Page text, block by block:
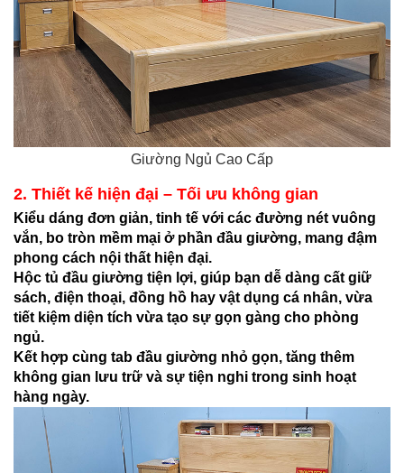
Giường Ngủ Cao Cấp
2. Thiết kế hiện đại – Tối ưu không gian
Kiểu dáng đơn giản, tinh tế với các đường nét vuông
vắn, bo tròn mềm mại ở phần đầu giường, mang đậm
phong cách nội thất hiện đại.
Hộc tủ đầu giường tiện lợi, giúp bạn dễ dàng cất giữ
sách, điện thoại, đồng hồ hay vật dụng cá nhân, vừa
tiết kiệm diện tích vừa tạo sự gọn gàng cho phòng
ngủ.
Kết hợp cùng tab đầu giường nhỏ gọn, tăng thêm
không gian lưu trữ và sự tiện nghi trong sinh hoạt
hàng ngày.